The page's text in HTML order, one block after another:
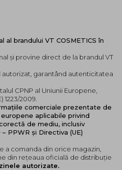
al brandului VT COSMETICS în
și provine direct de la brandul VT
autorizat, garantând autenticitatea
CPNP al Uniunii Europene,
2009.
comerciale prezentate de
aplicabile privind
de mediu, inclusiv
PPWR și Directiva (UE)
a comanda din orice magazin,
din rețeaua oficială de distribuție
autorizate.